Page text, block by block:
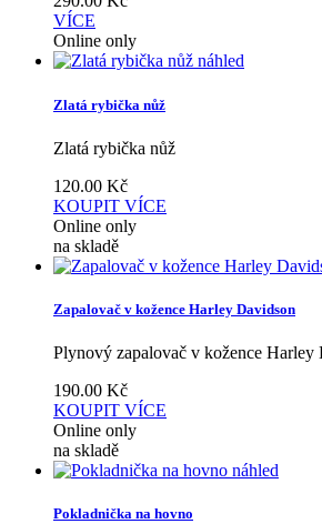
VÍCE
Online only
náhled
Zlatá rybička nůž
Zlatá rybička nůž
120.00 Kč
KOUPIT VÍCE
Online only
na skladě
Zapalovač v kožence Harley Davidson
Plynový zapalovač v kožence Harley
190.00 Kč
KOUPIT VÍCE
Online only
na skladě
náhled
Pokladnička na hovno